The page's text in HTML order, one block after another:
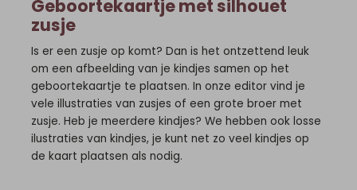
Geboortekaartje met silhouet
zusje
Is er een zusje op komt? Dan is het ontzettend leuk
om een afbeelding van je kindjes samen op het
geboortekaartje te plaatsen. In onze editor vind je
vele illustraties van zusjes of een grote broer met
zusje. Heb je meerdere kindjes? We hebben ook losse
ilustraties van kindjes, je kunt net zo veel kindjes op
de kaart plaatsen als nodig.